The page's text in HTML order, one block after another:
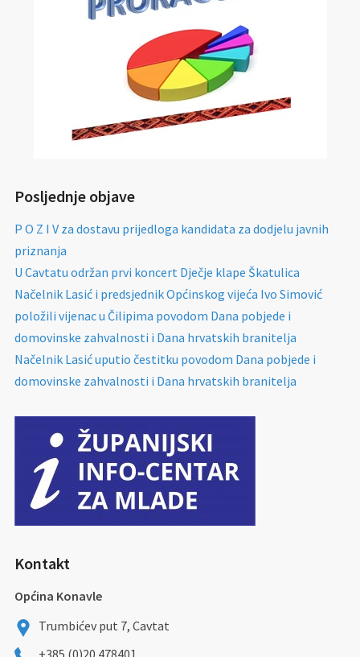
Posljednje objave
P O Z I V za dostavu prijedloga kandidata za dodjelu javnih
priznanja
U Cavtatu održan prvi koncert Dječje klape Škatulica
Načelnik Lasić i predsjednik Općinskog vijeća Ivo Simović
položili vijenac u Čilipima povodom Dana pobjede i
domovinske zahvalnosti i Dana hrvatskih branitelja
Načelnik Lasić uputio čestitku povodom Dana pobjede i
domovinske zahvalnosti i Dana hrvatskih branitelja
Kontakt
Općina Konavle
Trumbićev put 7, Cavtat